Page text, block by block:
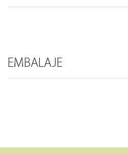
EMBALAJE